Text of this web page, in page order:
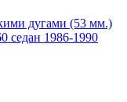
дугами (53 мм.)
седан 1986-1990